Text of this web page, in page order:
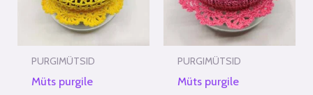
PURGIMÜTSID
Müts purgile
PURGIMÜTSID
Müts purgile